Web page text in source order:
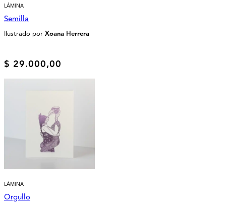
LÁMINA
Semilla
Ilustrado por Xoana Herrera
$ 29.000,00
LÁMINA
Orgullo